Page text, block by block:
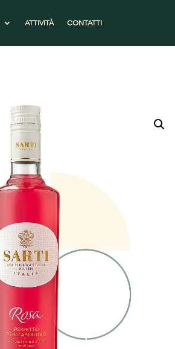
ATTIVITÀ CONTATTI